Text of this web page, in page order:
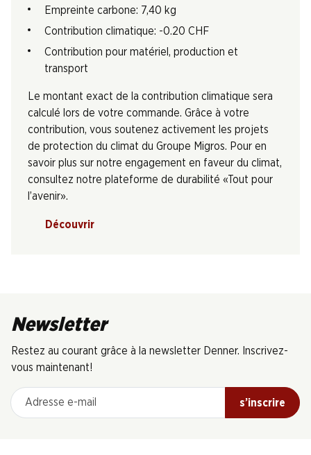
Empreinte carbone: 7,40 kg
Contribution climatique: -0.20 CHF
Contribution pour matériel, production et
transport
Le montant exact de la contribution climatique sera
calculé lors de votre commande. Grâce à votre
contribution, vous soutenez activement les projets
de protection du climat du Groupe Migros. Pour en
savoir plus sur notre engagement en faveur du climat,
consultez notre plateforme de durabilité «Tout pour
l’avenir».
Découvrir
Newsletter
Restez au courant grâce à la newsletter Denner. Inscrivez-
vous maintenant!
Adresse e-mail
s’inscrire